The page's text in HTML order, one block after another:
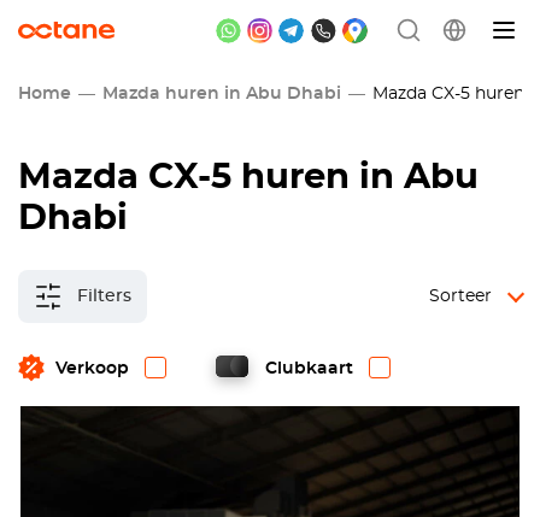
Home Mazda huren in Abu Dhabi Mazda CX-5 huren
Mazda CX-5 huren in Abu
Dhabi
Filters
Verkoop Clubkaart
Sorteer